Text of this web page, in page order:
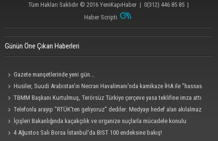
Tüm Hakları Saklıdır © 2016 YeniKapıHaber| 0(312) 446 85 85|
Haber Scripti
Günün Öne Çıkan Haberleri
Gazete manşetlerinde yeni gün...
Husiler, Suudi Arabistan'ın Necran Havalimanı'nda kamikaze İHA ile "hassas
bir hedefi" vurduklarını açıkladı
TBMM Başkanı Kurtulmuş, Terörsüz Türkiye çerçeve yasa teklifine imza attı
Telefonla arayıp "RTÜK'ten geliyoruz" dediler: Medyayı hedef alan akılalmaz
tuzak ifşa oldu
İçişleri Bakanlığında kaçakçılık ve organize suçlarla mücadele konulu
güvenlik toplantısı yapıldı
4 Ağustos Salı Borsa İstanbul'da BIST 100 endeksine bakış!